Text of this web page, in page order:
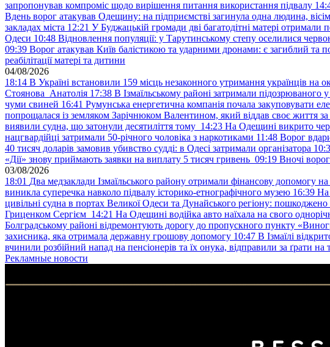
запропонував компроміс щодо вирішення питання використання підвалу
Вдень ворог атакував Одещину: на підприємстві загинула одна людина,
закладах міста 12:21 У Буджацькій громади дві багатодітні матері отримали
Одеси 10:48 Відновлення популяції: у Тарутинському степу оселилися
09:39 Ворог атакував Київ балістикою та ударними дронами: є загиблий та
реабілітації матері та дитини
04/08/2026
18:14 В Україні встановили 159 місць незаконного утримання українців на
Стоянова Анатолія 17:38 В Ізмаїльському районі затримали підозрюваного
чуми свиней 16:41 Румунська енергетична компанія почала закуповувати
попрощалася із земляком Зарічнюком Валентином, який віддав своє життя
виявили судна, що затонули десятиліття тому 14:23 На Одещині викрито
нацгвардійці затримали 50-річного чоловіка з наркотиками 11:48 Ворог
40 тисяч доларів замовив убивство судді: в Одесі затримали організатора
«Дії» знову приймають заявки на виплату 5 тисяч гривень 09:19 Вночі
03/08/2026
18:01 Два медзаклади Ізмаїльського району отримали фінансову допомогу
виникла суперечка навколо підвалу історико-етнографічного музею 16:39 На
цивільні судна в портах Великої Одеси та Дунайського регіону: пошкоджено
Гриценком Сергієм 14:21 На Одещині водійка авто наїхала на свого
Болградському районі відремонтують дорогу до пропускного пункту
захисника, яка отримала державну грошову допомогу 10:47 В Ізмаїлі
вчинили розбійний напад на пенсіонерів та їх онука, відправили за ґрати на
Рекламные новости